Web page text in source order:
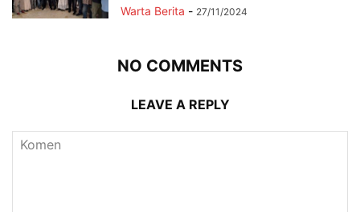
Warta Berita - 27/11/2024
NO COMMENTS
LEAVE A REPLY